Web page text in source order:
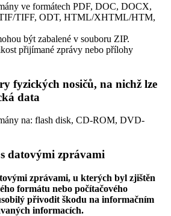
ve formátech PDF, DOC, DOCX,
TIF/TIFF, ODT, HTML/XHTML/HTM,
být zabalené v souboru ZIP.
přijímané zprávy nebo přílohy
fyzických nosičů, na nichž lze
data
na: flash disk, CD-ROM, DVD-
datovými zprávami
zprávami, u kterých byl zjištěn
formátu nebo počítačového
přivodit škodu na informačním
informacích.